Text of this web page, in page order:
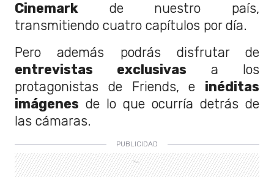
Cinemark de nuestro país,
transmitiendo cuatro capítulos por día.
Pero además podrás disfrutar de
entrevistas exclusivas a los
protagonistas de Friends, e inéditas
imágenes de lo que ocurría detrás de
las cámaras.